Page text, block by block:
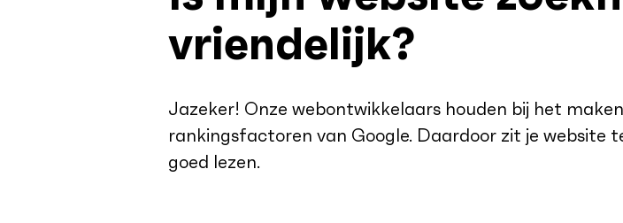
vriendelijk?
Jazeker! Onze webontwikkelaars houden bij het
rankingsfactoren van Google. Daardoor zit je website
goed lezen.